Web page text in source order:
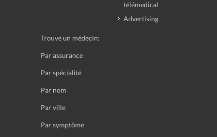
télémedical
Advertising
Trouve un médecin:
Par assurance
Par spécialité
Par nom
Par ville
Par symptôme